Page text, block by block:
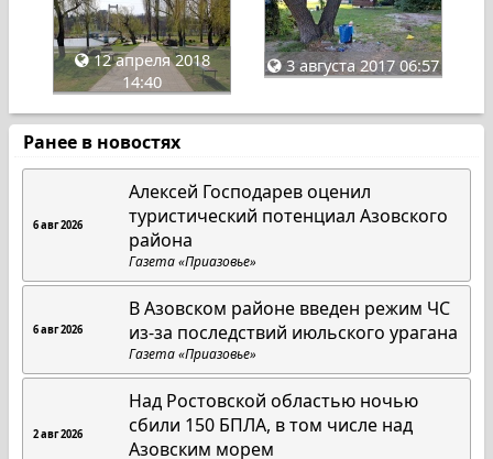
12 апреля 2018
14:40
3 августа 2017 06:57
Ранее в новостях
6 авг 2026
Алексей Господарев оценил
туристический потенциал Азовского
района
Газета «Приазовье»
6 авг 2026
В Азовском районе введен режим ЧС
из-за последствий июльского урагана
Газета «Приазовье»
2 авг 2026
Над Ростовской областью ночью
сбили 150 БПЛА, в том числе над
Азовским морем